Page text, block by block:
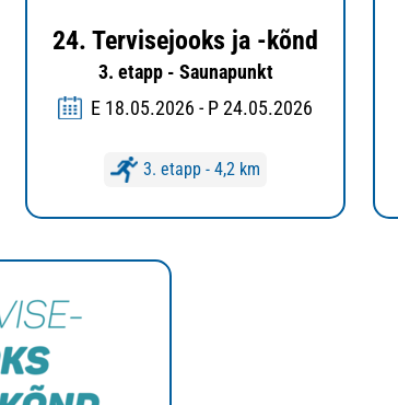
24. Tervisejooks ja -kõnd
3. etapp - Saunapunkt
E 18.05.2026 - P 24.05.2026
3. etapp - 4,2 km